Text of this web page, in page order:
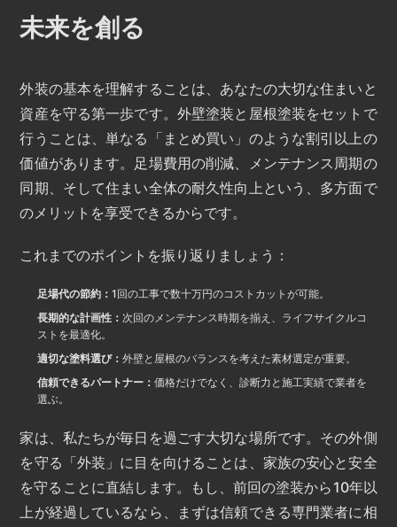
未来を創る
外装の基本を理解することは、あなたの大切な住まいと
資産を守る第一歩です。外壁塗装と屋根塗装をセットで
行うことは、単なる「まとめ買い」のような割引以上の
価値があります。足場費用の削減、メンテナンス周期の
同期、そして住まい全体の耐久性向上という、多方面で
のメリットを享受できるからです。
これまでのポイントを振り返りましょう：
足場代の節約：1回の工事で数十万円のコストカットが可能。
長期的な計画性： 次回のメンテナンス時期を揃え、ライフサイクルコ
ストを最適化。
適切な塗料選び：外壁と屋根のバランスを考えた素材選定が重要。
信頼できるパートナー：価格だけでなく、診断力と施工実績で業者を
選ぶ。
家は、私たちが毎日を過ごす大切な場所です。その外側
を守る「外装」に目を向けることは、家族の安心と安全
を守ることに直結します。もし、前回の塗装から10年以
上が経過しているなら、まずは信頼できる専門業者に相